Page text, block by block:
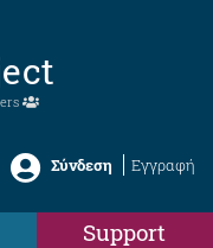
Σύνδεση Εγγραφή
Support